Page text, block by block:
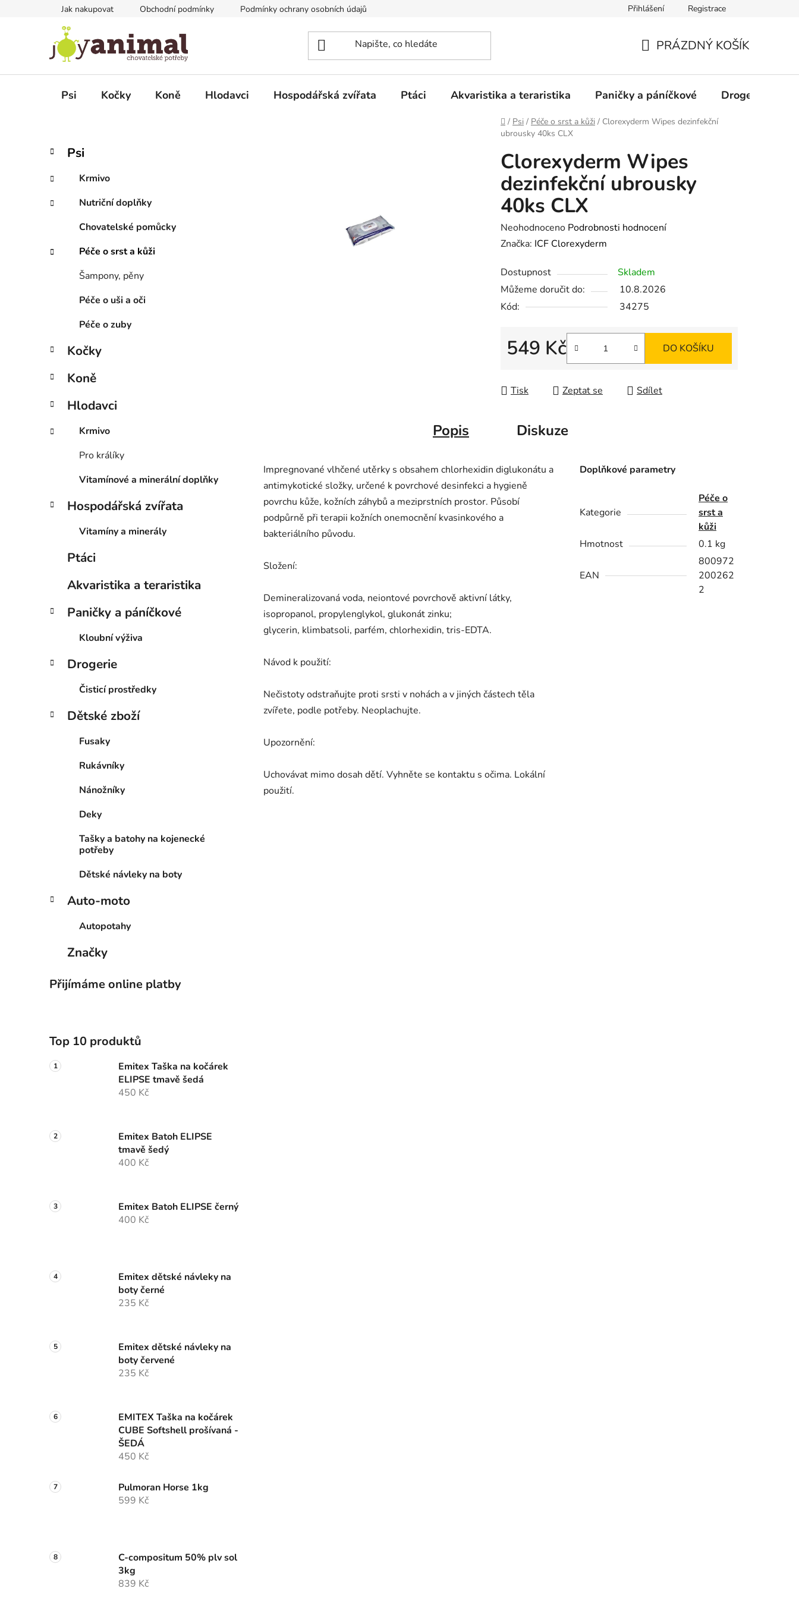
Jak nakupovat Obchodní podmínky Podmínky ochrany osobních údajů Přihlášení Registrace
KOŠÍK
PRÁZDNÝ KOŠÍK
Psi Kočky Koně Hlodavci Hospodářská zvířata Ptáci Akvaristika a teraristika Paničky a páníčkové Drogerie
Domů
/ Psi / Péče o srst a kůži / Clorexyderm Wipes dezinfekční
ubrousky 40ks CLX
P
s
r
n
l
Přeskočit
kategorie
K
a
e
g
o
e
Psi
Krmivo
Nutriční doplňky
Chovatelské pomůcky
Péče o srst a kůži
Šampony, pěny
Péče o uši a oči
Péče o zuby
Kočky
Koně
Hlodavci
Krmivo
Pro králíky
Vitamínové a minerální doplňky
Hospodářská zvířata
Vitamíny a minerály
Ptáci
Akvaristika a teraristika
Paničky a páníčkové
Kloubní výživa
Drogerie
Čisticí prostředky
Dětské zboží
Fusaky
Rukávníky
Nánožníky
Deky
Tašky a batohy na kojenecké
potřeby
Dětské návleky na boty
Auto-moto
Autopotahy
Značky
Přijímáme online platby
Top 10 produktů
Emitex Taška na kočárek
ELIPSE tmavě šedá
450 Kč
Emitex Batoh ELIPSE
tmavě šedý
400 Kč
Emitex Batoh ELIPSE černý
400 Kč
Emitex dětské návleky na
boty černé
235 Kč
Emitex dětské návleky na
boty červené
235 Kč
EMITEX Taška na kočárek
CUBE Softshell prošívaná -
ŠEDÁ
450 Kč
Pulmoran Horse 1kg
599 Kč
C-compositum 50% plv sol
3kg
839 Kč
Clorexyderm Wipes
dezinfekční ubrousky
40ks CLX
Průměrné
hodnocení
je
0,0
z
hvězdiček.
Neohodnoceno Podrobnosti hodnocení
Značka: ICF Clorexyderm
Dostupnost
Skladem
Můžeme doručit do:
10.8.2026
Kód:
34275
549 Kč DO KOŠÍKU
Tisk Zeptat se Sdílet
Popis Diskuze
Impregnované vlhčené utěrky s obsahem chlorhexidin diglukonátu a
antimykotické složky, určené k povrchové desinfekci a hygieně
povrchu kůže, kožních záhybů a meziprstních prostor. Působí
podpůrně při terapii kožních onemocnění kvasinkového a
bakteriálního původu.
Složení:
Demineralizovaná voda, neiontové povrchově aktivní látky,
isopropanol, propylenglykol, glukonát zinku;
glycerin, klimbatsoli, parfém, chlorhexidin, tris-EDTA.
Návod k použití:
Nečistoty odstraňujte proti srsti v nohách a v jiných částech těla
zvířete, podle potřeby. Neoplachujte.
Upozornění:
Uchovávat mimo dosah dětí. Vyhněte se kontaktu s očima. Lokální
použití.
Doplňkové parametry
Kategorie
Péče o
srst a
kůži
Hmotnost
0.1 kg
EAN
800972
200262
2